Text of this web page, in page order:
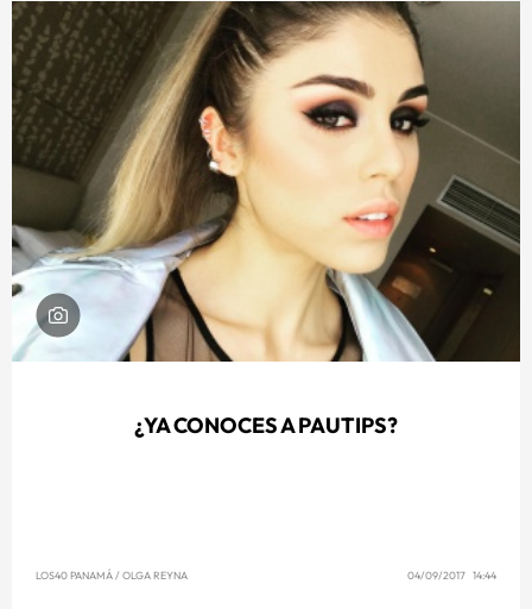
¿YA CONOCES A PAUTIPS?
LOS40 PANAMÁ/ OLGA REYNA 04/09/2017 14:44